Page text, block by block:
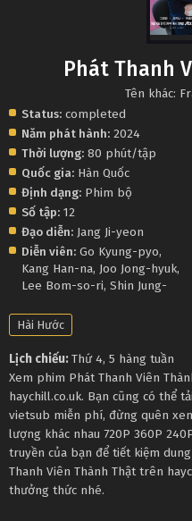
Phát Thanh
Tên khác:
Status: completed
Năm phát hành: 2024
Thời lượng: 80 phút/tập
Quốc gia: Hàn Quốc
Định dạng: Phim bộ
Số tập: 12
Đạo diễn: Jang Ji-yeon
Diễn viên: Go Kyung-pyo,
Kang Han-na, Joo Jong-hyuk,
Lee Bom-so-ri, Shin Jung-
Hài Hước
Lịch chiếu:Thứ 4, 5 hàng tuần
Xem phim Phát Thanh Viên
haychill.co.uk. Bạn cũng có thể
vietsub miễn phí, đừng quên
lượng khác nhau 720P 360P
truyền của bạn để tiết kiệm
Thanh Viên Thành Thật trên
thưởng thức nhé.